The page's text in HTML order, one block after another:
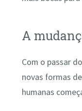
A
Com o passar
novas formas
humanas